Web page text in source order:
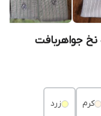
نخ جواهربافت
کرم زرد